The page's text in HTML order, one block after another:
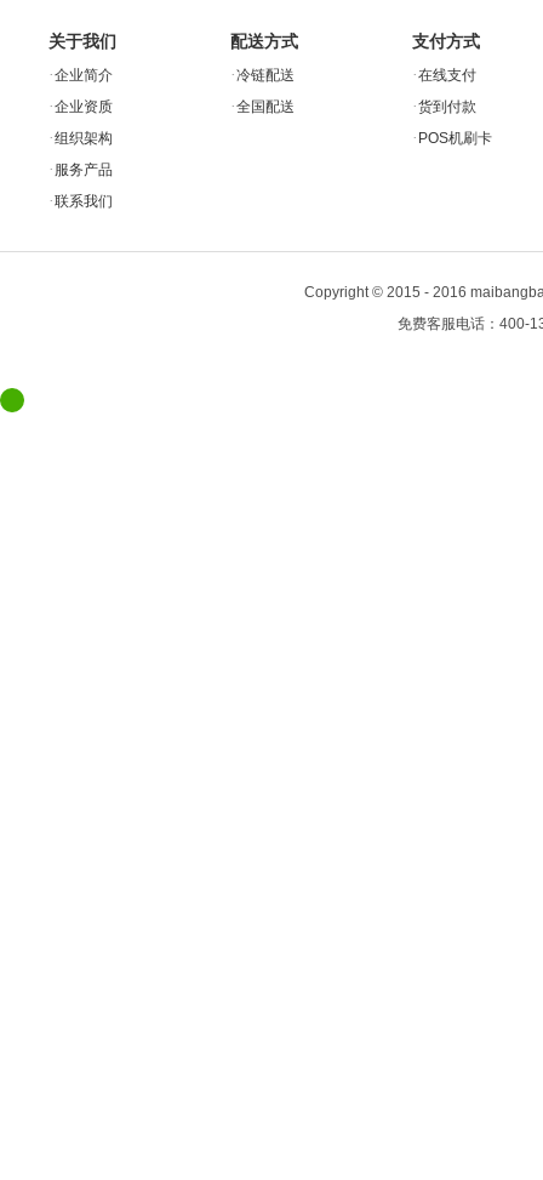
关于我们
·企业简介
·企业资质
·组织架构
· 服务产品
·联系我们
配送方式
·冷链配送
·全国配送
支付方式
·在线支付
·货到付款
· POS机刷卡
Copyright© 2015 - 2016
免费客服电话：400-